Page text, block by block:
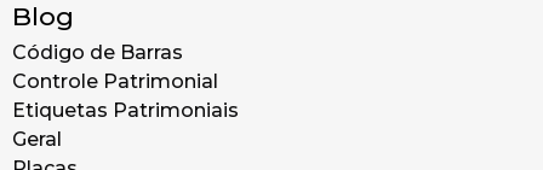
Blog
Código de Barras
Controle Patrimonial
Etiquetas Patrimoniais
Geral